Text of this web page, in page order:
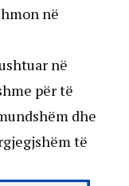
në
në
për të
dhe
të